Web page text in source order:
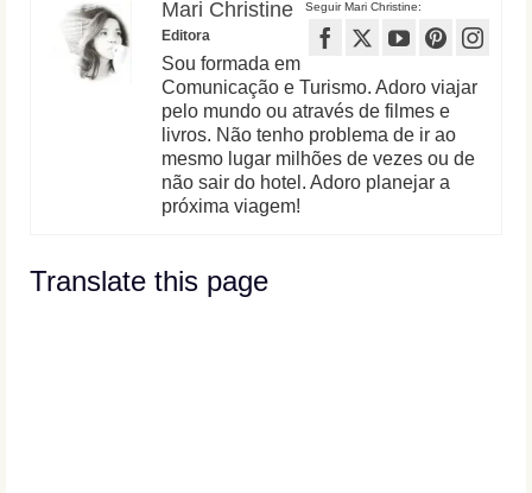
Seguir Mari Christine:
Mari Christine
Editora
Sou formada em
Comunicação e Turismo. Adoro viajar
pelo mundo ou através de filmes e
livros. Não tenho problema de ir ao
mesmo lugar milhões de vezes ou de
não sair do hotel. Adoro planejar a
próxima viagem!
Translate this page